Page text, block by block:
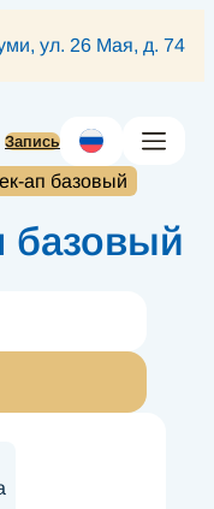
ул. 26 Мая, д. 74
Запись
ап базовый
базовый